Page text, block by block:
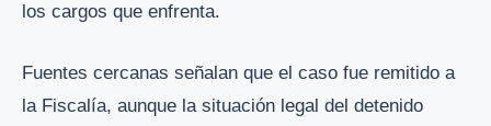
los cargos que enfrenta.
Fuentes cercanas señalan que el caso fue remitido a
la Fiscalía, aunque la situación legal del detenido